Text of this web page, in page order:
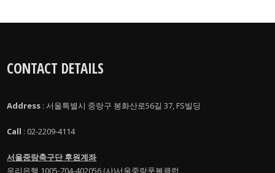
CONTACT DETAILS
Address : 서울특별시 중랑구 봉화산로56길 37, FS빌딩
Call : 02-2209-4114
서울중랑축구단 후원계좌
우리은행 1005-704-402056 (사)서울중랑풋볼클럽